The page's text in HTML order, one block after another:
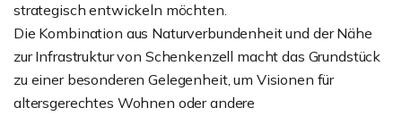
strategisch entwickeln möchten.
Die Kombination aus Naturverbundenheit und der Nähe
zur Infrastruktur von Schenkenzell macht das Grundstück
zu einer besonderen Gelegenheit, um Visionen für
altersgerechtes Wohnen oder andere